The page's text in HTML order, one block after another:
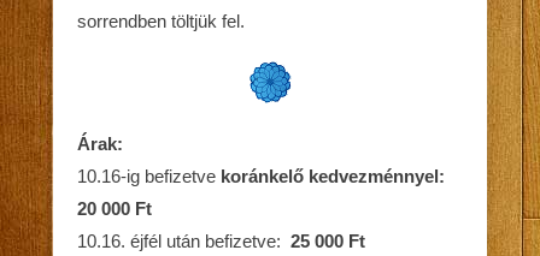
sorrendben töltjük fel.
Árak:
10.16-ig befizetve koránkelő kedvezménnyel:
20 000 Ft
10.16. éjfél után befizetve: 25 000 Ft